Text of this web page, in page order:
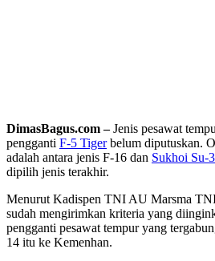
DimasBagus.com –Jenis pesawat
pengganti F-5 Tigerbelum diputuskan.
adalah antara jenis F-16 dan Sukhoi Su-
dipilih jenis terakhir.
Menurut Kadispen TNI AU Marsma
sudah mengirimkan kriteria yang
pengganti pesawat tempur yang
14 itu ke Kemenhan.